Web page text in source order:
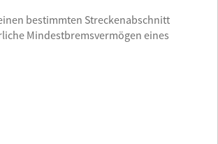
bestimmten Streckenabschnitt
Mindestbremsvermögen eines